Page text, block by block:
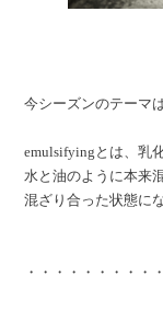
今シーズンのテーマ
emulsifyingとは、乳
水と油のように本来
混ざり合った状態に
・・・・・・・・・